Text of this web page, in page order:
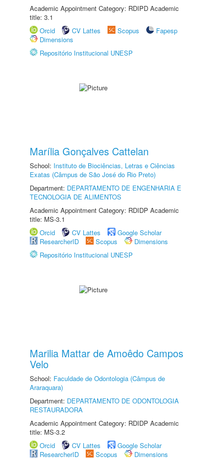
Academic Appointment Category: RDIPD Academic
title: 3.1
Orcid
CV Lattes Scopus
Fapesp
Dimensions
Repositório Institucional UNESP
Marília Gonçalves Cattelan
School: Instituto de Biociências, Letras e Ciências
Exatas (Câmpus de São José do Rio Preto)
Department: DEPARTAMENTO DE ENGENHARIA E
TECNOLOGIA DE ALIMENTOS
Academic Appointment Category: RDIDP Academic
title: MS-3.1
Orcid
CV Lattes
Google Scholar
ResearcherID
Scopus
Dimensions
Repositório Institucional UNESP
Marilia Mattar de Amoêdo Campos
Velo
School: Faculdade de Odontologia (Câmpus de
Araraquara)
Department: DEPARTAMENTO DE ODONTOLOGIA
RESTAURADORA
Academic Appointment Category: RDIDP Academic
title: MS-3.2
Orcid
CV Lattes
Google Scholar
ResearcherID
Scopus Dimensions